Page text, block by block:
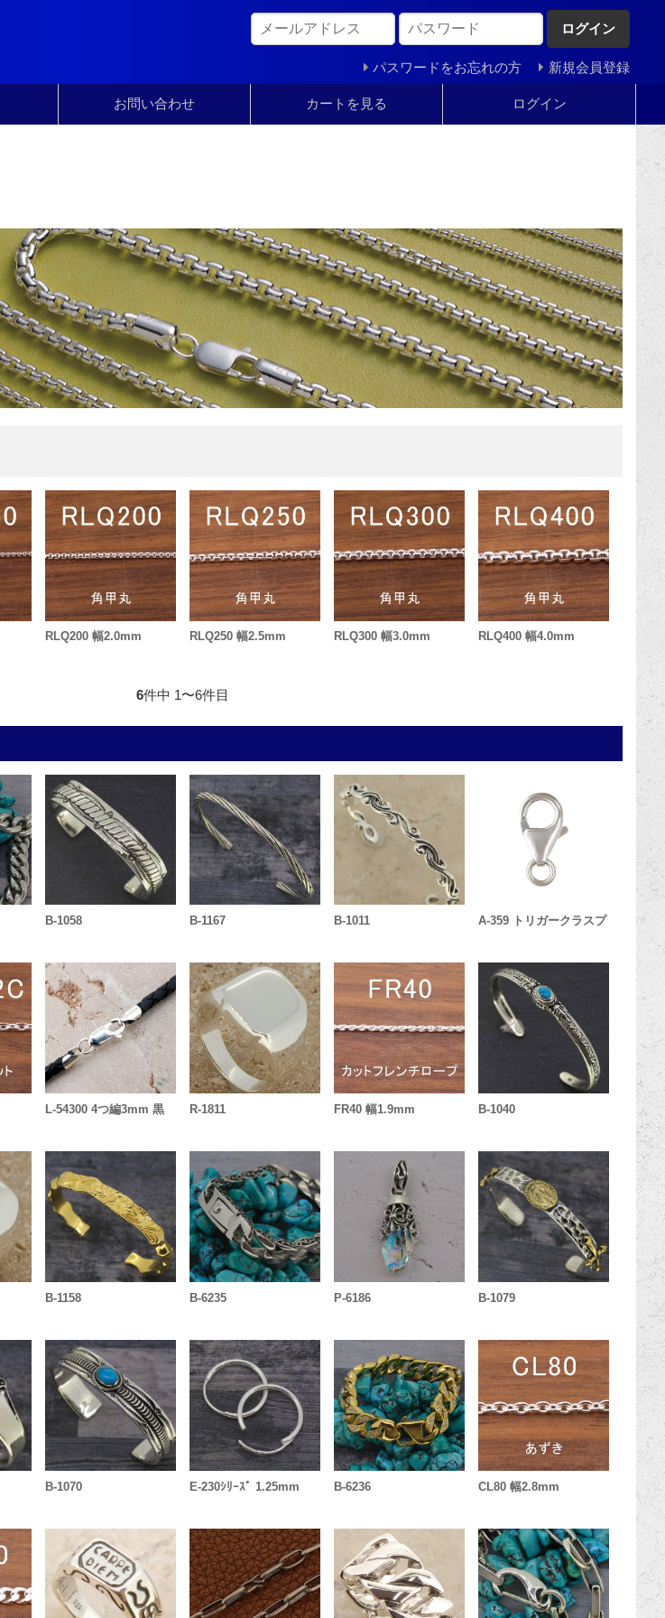
ログイン
パスワードをお忘れの方 新規会員登録
お問い合わせ カートを見る ログイン
RLQ200 幅2.0mm RLQ250 幅2.5mm RLQ300 幅3.0mm RLQ400 幅4.0mm
6件中 1〜6件目
B-1058 B-1167 B-1011 A-359 トリガークラスプ
L-54300 4つ編3mm 黒 R-1811 FR40 幅1.9mm B-1040
B-1158 B-6235 P-6186 B-1079
B-1070 E-230ｼﾘｰｽﾞ 1.25mm B-6236 CL80 幅2.8mm